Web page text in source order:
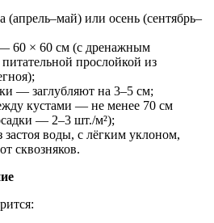
(апрель–май) или осень (сентябрь–
60 × 60 см (с дренажным
прослойкой из
— заглубляют на 3–5 см;
кустами — не менее 70 см
— 2–3 шт./м²);
застоя воды, с лёгким уклоном,
сквозняков.